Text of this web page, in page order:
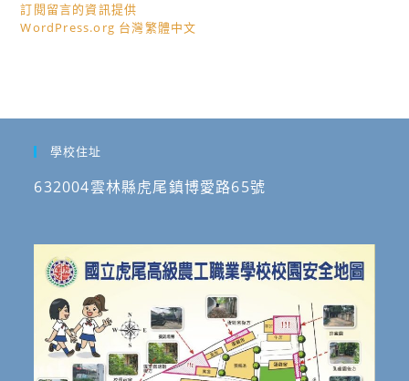
訂閱留言的資訊提供
WordPress.org 台灣繁體中文
學校住址
632004雲林縣虎尾鎮博愛路65號